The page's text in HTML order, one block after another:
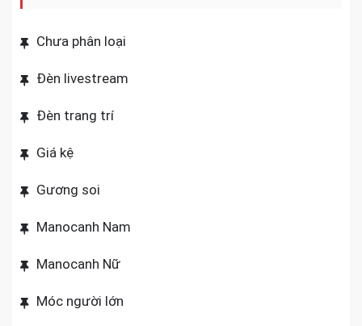
Chưa phân loại
Đèn livestream
Đèn trang trí
Giá kệ
Gương soi
Manocanh Nam
Manocanh Nữ
Móc người lớn